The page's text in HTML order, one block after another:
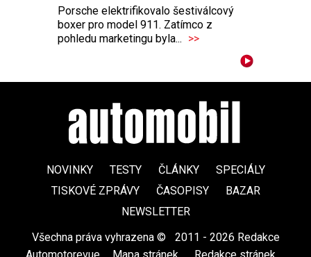
Porsche elektrifikovalo šestiválcový
boxer pro model 911. Zatímco z
pohledu marketingu byla... >>
NOVINKY TESTY ČLÁNKY
SPECIÁLY
TISKOVÉ ZPRÁVY
ČASOPISY
BAZAR
NEWSLETTER
Všechna práva vyhrazena ©
2011 - 2026 Redakce